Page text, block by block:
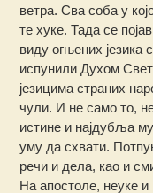
ветра. Сва соба у
те хуке. Тада се
виду огњених језика
испунили Духом
језицима страних
чули. И не само то,
истине и најдубља
уму да схвати.
речи и дела, као и
На апостоле, неуке